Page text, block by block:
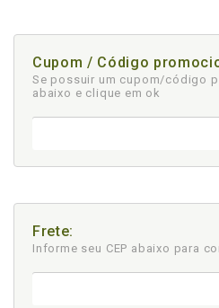
Cupom / Código
Se possuir um cupom/código
abaixo e clique em ok
Frete:
Informe seu CEP abaixo para